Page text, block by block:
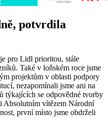
potvrdila
pro Lidl prioritou, stále
Také v loňském roce jsme
projektům v oblasti podpory
nezapomínali jsme ani na
týkajících se odpovědné tvorby
Absolutním vítězem Národní
první místo jsme obdrželi